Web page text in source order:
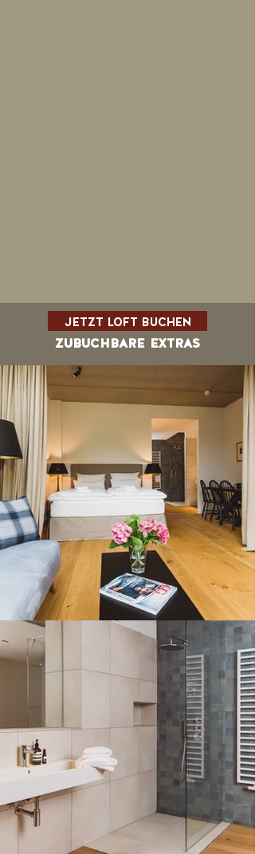
zubuchbare extras
Zusätzlicher Gast (pro
25€
Saunapaket
/ 2 Personen
Babybett
Kinderhochstuhl10€
Bademantel10€
Fahrräder bei damprad.de
Hund pro Tag20€
Blumenstrauss39€
Early Check-in ab 10.00 (bei
Verfügbarkeit)50€
Late Check-Out bis 14.00 Uhr
(bei Verfügbarkeit)50€
Handtuchset (Händehandtuch,
Duschtuch und
Badvorleger)
(Bei Basispaket)
8,50€
Bettwäschewechsel pro
Zwischenreinigung mit
Wäschewechsel Atelier Loft
S/M & Galerie
Loft)
95€;
Garten Loft,
Familien Loft, Maisonette Loft,
Maisonette Familien
Loft)125€
Kuhhaus Weinbegrüßungsset
(Muhnlight Grauburgunder &
Casa de la Vaca Vino
jetzt loft buchen